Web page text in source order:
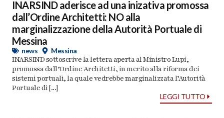
INARSIND aderisce ad una inizativa promossa
dall’Ordine Architetti: NO alla
marginalizzazione della Autorità Portuale di
Messina
news Messina
INARSIND sottoscrive la lettera aperta al Ministro Lupi,
promossa dall’Ordine Architetti, in merito alla riforma dei
sistemi portuali, la quale vedrebbe marginalizzata l’Autorità
Portuale di [...]
LEGGI TUTTO